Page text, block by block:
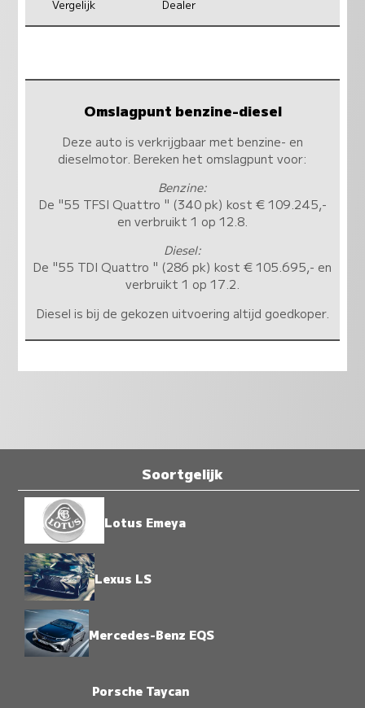
Vergelijk Dealer
Omslagpunt benzine-diesel
Deze auto is verkrijgbaar met benzine- en
dieselmotor. Bereken het omslagpunt voor:
Benzine:
De "55 TFSI Quattro " (340 pk) kost € 109.245,-
en verbruikt 1 op 12.8.
Diesel:
De "55 TDI Quattro " (286 pk) kost € 105.695,- en
verbruikt 1 op 17.2.
Diesel is bij de gekozen uitvoering altijd goedkoper.
Soortgelijk
Lotus Emeya
Lexus LS
Mercedes-Benz EQS
Porsche Taycan